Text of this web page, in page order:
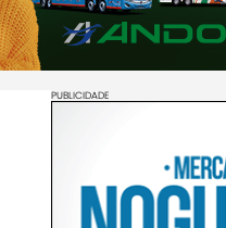
PUBLICIDADE